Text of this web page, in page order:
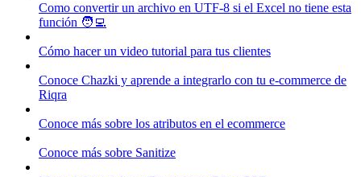
Como convertir un archivo en UTF-8 si el Excel no tiene esta
función 🧑‍💻
Cómo hacer un video tutorial para tus clientes
Conoce Chazki y aprende a integrarlo con tu e-commerce de
Riqra
Conoce más sobre los atributos en el ecommerce
Conoce más sobre Sanitize